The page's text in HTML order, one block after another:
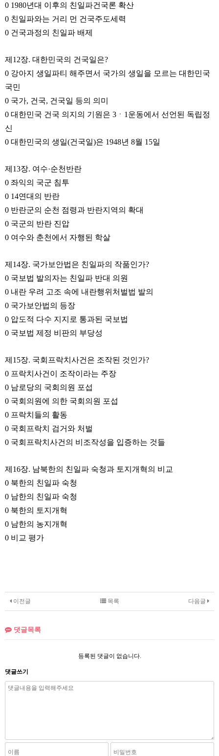
0 1980년대 이후의 친일파건국론 확산
0 친일파와는 거리 먼 건국주도세력
0 건국과정의 친일파 배제
제12장. 대한민국의 건국일은?
0 강아지 생일파티 해주면서 국가의 생일을 모르는 대한민국
국민
0 국가, 건국, 건국일 등의 의미
0 대한민국 건국 의지의 기원은 3ㆍ1운동에서 선언된 독립정
신
0 대한민국의 생일(건국일)은 1948년 8월 15일
제13장. 여수·순천반란
0 좌익의 국군 침투
0 14연대의 반란
0 반란군의 순천 점령과 반란지역의 확대
0 국군의 반란 진압
0 여수와 춘천에서 자행된 학살
제14장. 국가보안법은 친일파의 작품인가?
0 국보법 발의자는 친일파 반대 의원
0 내란 우려 고조 속에 내란행위처벌법 발의
0 국가보안법의 등장
0 압도적 다수 지지로 통과된 국보법
0 국보법 제정 비판의 부당성
제15장. 국회프락치사건은 조작된 것인가?
0 프락치사건이 조작이라는 주장
0 남로당의 국회의원 포섭
0 국회의원에 의한 국회의원 포섭
0 프락치들의 활동
0 국회프락치 검거와 처벌
0 국회프락치사건의 비조작성을 입증하는 것들
제16장. 남북한의 친일파 숙청과 토지개혁의 비교
0 북한의 친일파 숙청
0 남한의 친일파 숙청
0 북한의 토지개혁
0 남한의 농지개혁
0 비교 평가
이전글 다음글
목록
댓글목록
등록된 댓글이 없습니다.
댓글쓰기